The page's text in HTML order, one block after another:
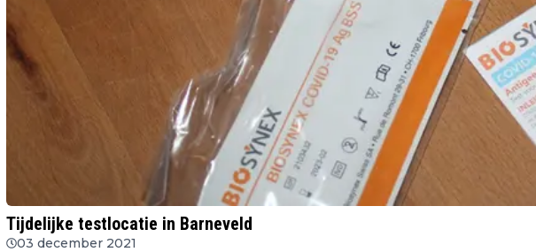
Tijdelijke testlocatie in Barneveld
03 december 2021